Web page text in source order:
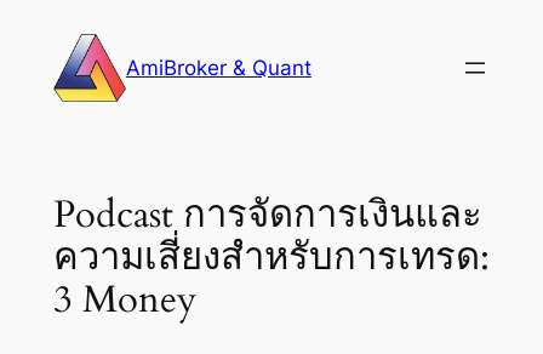
content
AmiBroker & Quant
Podcast การจัดการเงินและ
ความเสี่ยงสำหรับการเทรด:
3 Money